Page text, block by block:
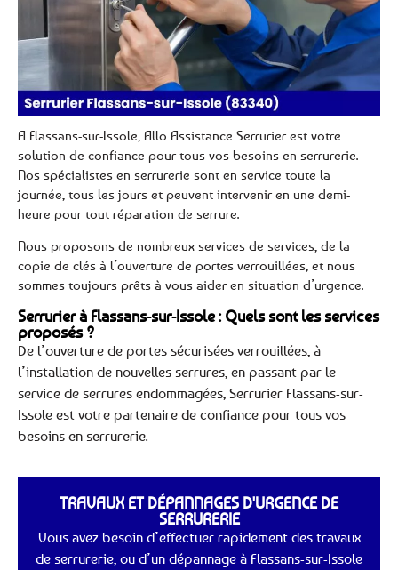
A Flassans-sur-Issole, Allo Assistance Serrurier est votre
solution de confiance pour tous vos besoins en serrurerie.
Nos spécialistes en serrurerie sont en service toute la
journée, tous les jours et peuvent intervenir en une demi-
heure pour tout réparation de serrure.
Nous proposons de nombreux services de services, de la
copie de clés à l’ouverture de portes verrouillées, et nous
sommes toujours prêts à vous aider en situation d’urgence.
Serrurier à Flassans-sur-Issole : Quels sont les services
proposés ?
De l’ouverture de portes sécurisées verrouillées, à
l’installation de nouvelles serrures, en passant par le
service de serrures endommagées, Serrurier Flassans-sur-
Issole est votre partenaire de confiance pour tous vos
besoins en serrurerie.
TRAVAUX ET DÉPANNAGES D'URGENCE DE
SERRURERIE
Vous avez besoin d’effectuer rapidement des travaux
de serrurerie, ou d’un dépannage à Flassans-sur-Issole